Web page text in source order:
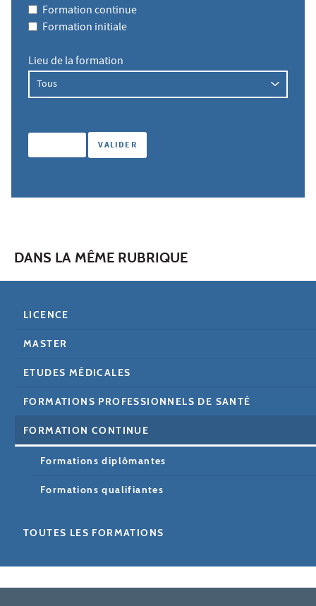
Formation continue
Formation initiale
Lieu de la formation
DANS LA MÊME RUBRIQUE
LICENCE
MASTER
ETUDES MÉDICALES
FORMATIONS PROFESSIONNELS DE SANTÉ
FORMATION CONTINUE
Formations diplômantes
Formations qualifiantes
TOUTES LES FORMATIONS